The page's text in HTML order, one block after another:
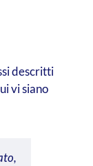
descritti
vi siano